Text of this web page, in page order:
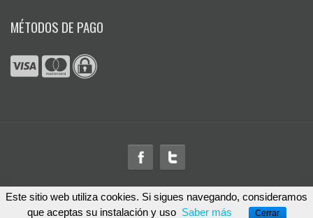
MÉTODOS DE PAGO
© 2026FotoRegalo.com™. Todos los derechos reservados
Este sitio web utiliza cookies. Si sigues navegando, consideramos
que aceptas su instalación y uso Saber más Cerrar